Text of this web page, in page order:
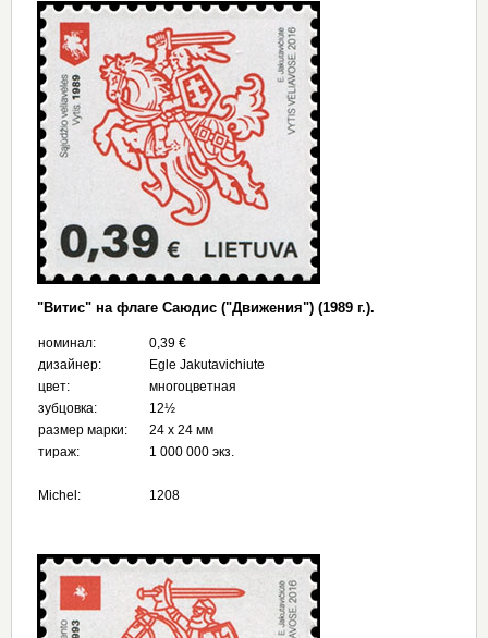
"Витис" на флаге Саюдис ("Движения") (1989 г.).
номинал:
0,39 €
дизайнер:
Egle Jakutavichiute
цвет:
многоцветная
зубцовка:
12½
размер марки:
24 х 24 мм
тираж:
1 000 000 экз.
Michel: 1208